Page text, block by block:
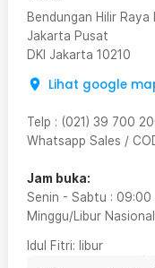
Bendungan Hilir Raya
Jakarta Pusat
DKI Jakarta 10210
Lihat google
Telp : (021) 39 700
Whatsapp Sales /
Jam buka:
Senin - Sabtu : 09:00
Minggu/Libur Nasional
Idul Fitri: libur